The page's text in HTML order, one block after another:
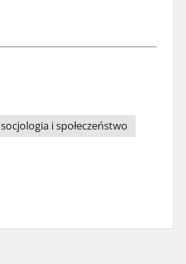
socjologia i społeczeństwo